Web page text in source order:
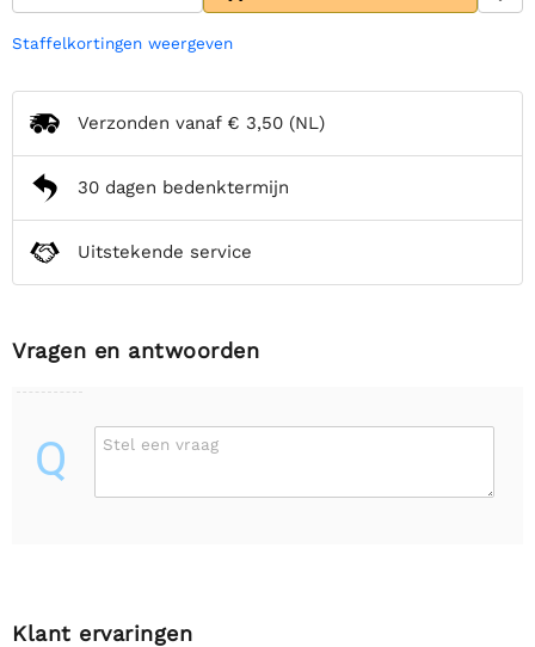
Staffelkortingen weergeven
Verzonden vanaf € 3,50 (NL)
30 dagen bedenktermijn
Uitstekende service
Vragen en antwoorden
Q Stel een vraag
Klant ervaringen